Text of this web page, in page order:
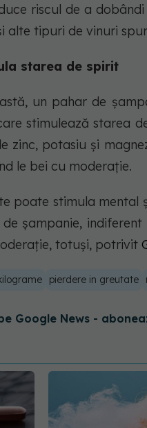
riscul de a
alte tipuri de vinuri
starea de spirit
un pahar de
stimulează starea
zinc, potasiu și
le bei cu moderație.
poate stimula
șampanie,
totuși, potrivit
pierdere in greutate
Google News -